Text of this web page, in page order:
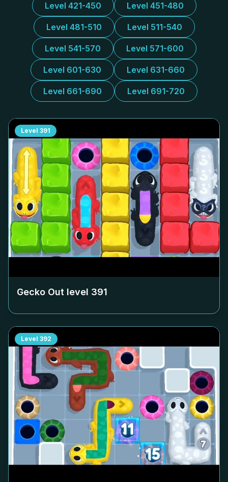
Level 421-450 Level 451-480
Level 481-510 Level 511-540
Level 541-570 Level 571-600
Level 601-630 Level 631-660
Level 661-690 Level 691-720
Level 391
Gecko Out level 391
Level 392